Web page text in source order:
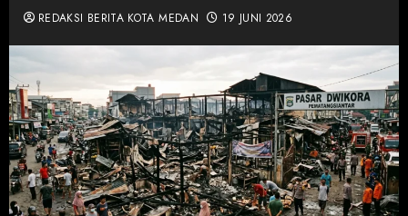
REDAKSI BERITA KOTA MEDAN 19 JUNI 2026